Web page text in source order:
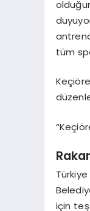
tüm
için